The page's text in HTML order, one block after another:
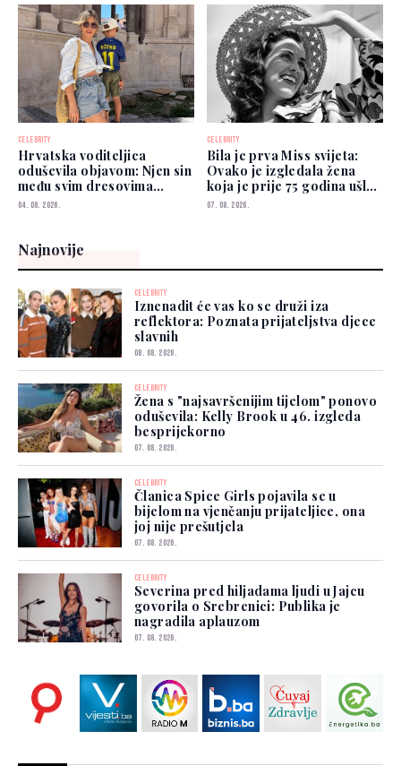
CELEBRITY
Hrvatska voditeljica
oduševila objavom: Njen sin
među svim dresovima
izabrao Zmajeve
04. 08. 2026.
CELEBRITY
Bila je prva Miss svijeta:
Ovako je izgledala žena
koja je prije 75 godina ušla
u historiju
07. 08. 2026.
Najnovije
CELEBRITY
Iznenadit će vas ko se druži iza
reflektora: Poznata prijateljstva djece
slavnih
08. 08. 2026.
CELEBRITY
Žena s "najsavršenijim tijelom" ponovo
oduševila: Kelly Brook u 46. izgleda
besprijekorno
07. 08. 2026.
CELEBRITY
Članica Spice Girls pojavila se u
bijelom na vjenčanju prijateljice, ona
joj nije prešutjela
07. 08. 2026.
CELEBRITY
Severina pred hiljadama ljudi u Jajcu
govorila o Srebrenici: Publika je
nagradila aplauzom
07. 08. 2026.